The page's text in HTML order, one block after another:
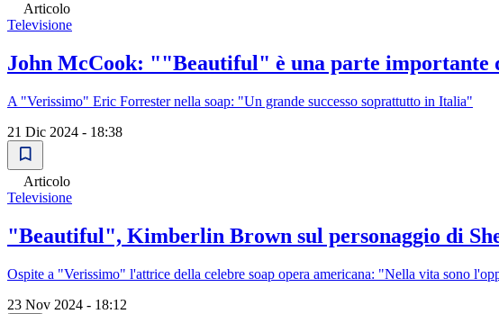
Articolo
Televisione
John McCook: ""Beautiful" è una parte importante
A "Verissimo" Eric Forrester nella soap: "Un grande successo soprattutto in Italia"
21 Dic 2024 - 18:38
Articolo
Televisione
"Beautiful", Kimberlin Brown sul personaggio di
Ospite a "Verissimo" l'attrice della celebre soap opera americana: "Nella vita sono
23 Nov 2024 - 18:12